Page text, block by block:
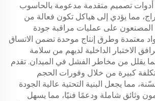
تصميم متقدمة مدعومة بالحاسوب
مما يؤدي إلى هياكل تكون فعالة من
المصنعون على عمليات مراقبة جودة
معتمدة وطرق إنتاج موحدة تضمن الاتساق
الاختبار الداخلية لديهم من سلامة
يقلل من مخاطر الفشل في الميدان. تقدم
كبيرة من خلال وفورات الحجم
مما يجعل البنية التحتية عالية الجودة
وثائق شاملة ودعمًا فنيًا، مما يسهل